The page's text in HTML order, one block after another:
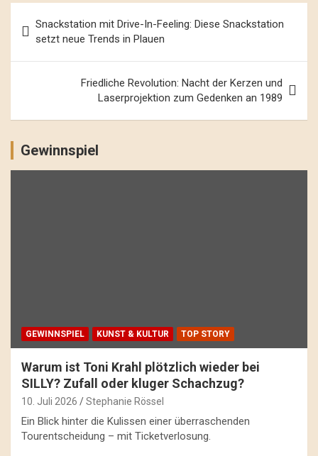
Navigation
Snackstation mit Drive-In-Feeling: Diese Snackstation
setzt neue Trends in Plauen
Friedliche Revolution: Nacht der Kerzen und
Laserprojektion zum Gedenken an 1989
Gewinnspiel
GEWINNSPIEL KUNST & KULTUR TOP STORY
Warum ist Toni Krahl plötzlich wieder bei
SILLY? Zufall oder kluger Schachzug?
10. Juli 2026 Stephanie Rössel
Ein Blick hinter die Kulissen einer überraschenden
Tourentscheidung – mit Ticketverlosung.